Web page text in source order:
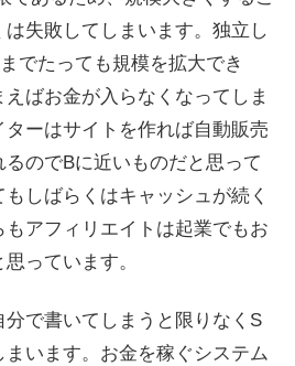
失敗してしまいます。独立し
でたっても規模を拡大でき
ばお金が入らなくなってしま
ーはサイトを作れば自動販売
のでBに近いものだと思って
しばらくはキャッシュが続く
アフィリエイトは起業でもお
っています。
分で書いてしまうと限りなくS
います。お金を稼ぐシステム